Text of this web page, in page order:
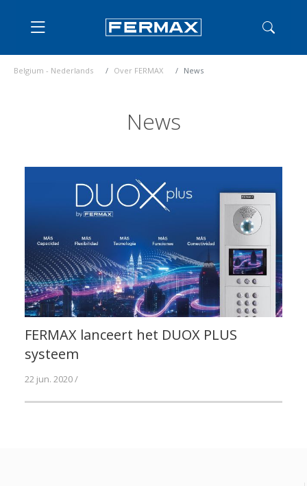
Belgium - Nederlands Over FERMAX News
News
FERMAX lanceert het DUOX PLUS
systeem
22 jun. 2020 /